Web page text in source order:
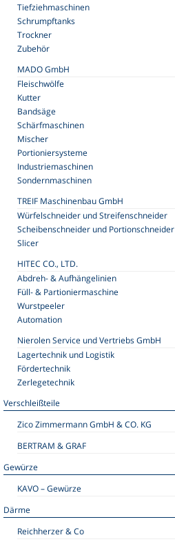
Tiefziehmaschinen
Schrumpftanks
Trockner
Zubehör
MADO GmbH
Fleischwölfe
Kutter
Bandsäge
Schärfmaschinen
Mischer
Portioniersysteme
Industriemaschinen
Sondernmaschinen
TREIF Maschinenbau GmbH
Würfelschneider und Streifenschneider
Scheibenschneider und Portionschneider
Slicer
HITEC CO., LTD.
Abdreh- & Aufhängelinien
Füll- & Partioniermaschine
Wurstpeeler
Automation
Nierolen Service und Vertriebs GmbH
Lagertechnik und Logistik
Fördertechnik
Zerlegetechnik
Verschleißteile
Zico Zimmermann GmbH & CO. KG
BERTRAM & GRAF
Gewürze
KAVO – Gewürze
Därme
Reichherzer & Co